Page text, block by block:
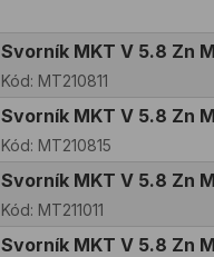
Svorník MKT V 5.8 Zn
Kód: MT210811
Svorník MKT V 5.8 Zn
Kód: MT210815
Svorník MKT V 5.8 Zn
Kód: MT211011
Svorník MKT V 5.8 Zn